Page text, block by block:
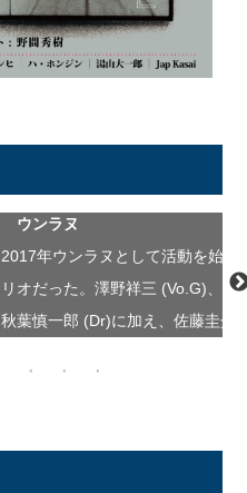
ウンラヌ
2017年ウンラヌとして活動を始め
リオだった。澤野祥三 (Vo.G)、柏
秋葉慎一郎 (Dr)に加え、佐藤圭介
関西を中心にライブを重ねる。